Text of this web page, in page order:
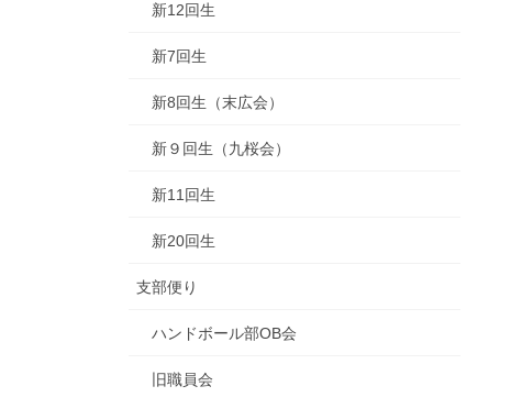
新12回生
新7回生
新8回生（末広会）
新９回生（九桜会）
新11回生
新20回生
支部便り
ハンドボール部OB会
旧職員会